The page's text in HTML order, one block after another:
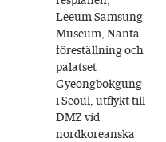
Leeum Samsung
Museum, Nanta-
föreställning och
palatset
Gyeongbokgung
i Seoul, utflykt till
DMZ vid
nordkoreanska